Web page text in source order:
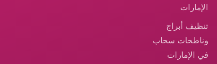
الإمارات
تنظيف أبراج
وناطحات سحاب
في الإمارات